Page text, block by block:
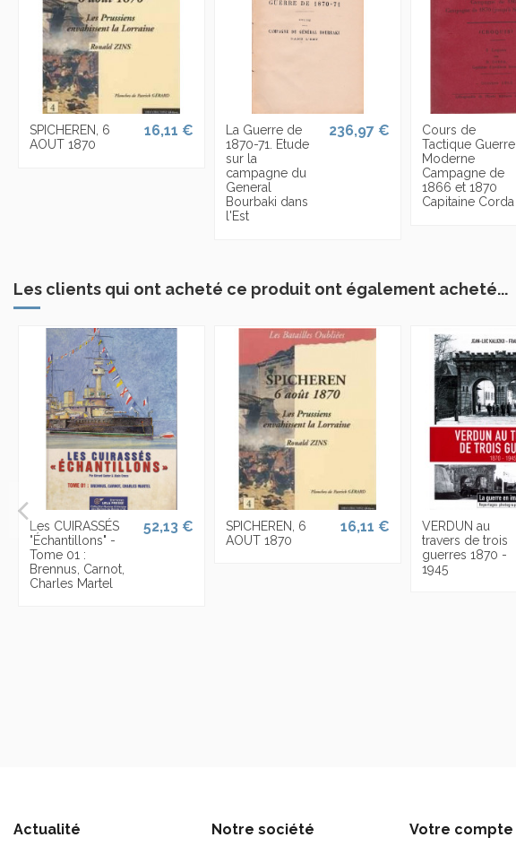
SPICHEREN, 6
AOUT 1870
16,11 €
La Guerre de
1870-71. Etude
sur la
campagne du
General
Bourbaki dans
l'Est
236,97 €
Cours de
Tactique Guerre
Moderne
Campagne de
1866 et 1870
Capitaine Corda
Les clients qui ont acheté ce produit ont également acheté...
Les CUIRASSÉS
"Échantillons" -
Tome 01 :
Brennus, Carnot,
Charles Martel
52,13 €
SPICHEREN, 6
AOUT 1870
16,11 €
VERDUN au
travers de trois
guerres 1870 -
1945
Actualité Notre société Votre compte